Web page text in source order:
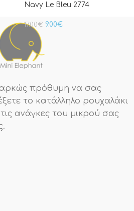
Navy Le Bleu 2774
17.00€ 9.00€
πρόθυμη να σας
το κατάλληλο ρουχαλάκι
ανάγκες του μικρού σας